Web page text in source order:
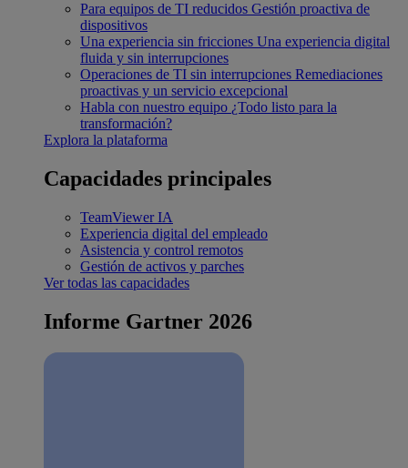
Para equipos de TI reducidos Gestión proactiva de
dispositivos
Una experiencia sin fricciones Una experiencia digital
fluida y sin interrupciones
Operaciones de TI sin interrupciones Remediaciones
proactivas y un servicio excepcional
Habla con nuestro equipo ¿Todo listo para la
transformación?
Explora la plataforma
Capacidades principales
TeamViewer IA
Experiencia digital del empleado
Asistencia y control remotos
Gestión de activos y parches
Ver todas las capacidades
Informe Gartner 2026